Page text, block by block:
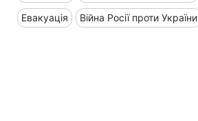
Евакуація Війна Росії проти України